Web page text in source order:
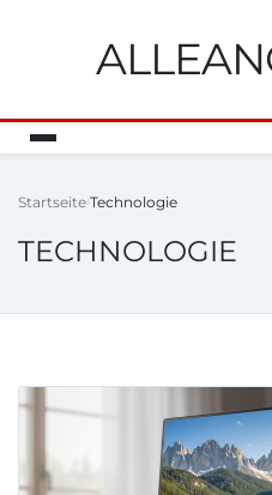
Startseite Technologie
TECHNOLOGIE